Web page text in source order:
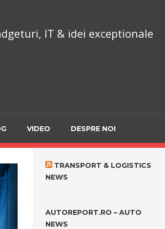
IT & idei exceptionale
VIDEO DESPRE NOI
TRANSPORT & LOGISTICS
NEWS
AUTOREPORT.RO – AUTO
NEWS